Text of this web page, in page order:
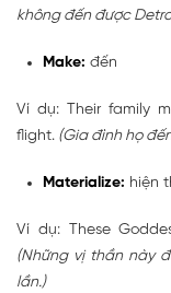
không đến được
Make: đến
Ví dụ: Their family
flight. (Gia đình họ
Materialize: hiện
Ví dụ: These
(Những vị thần này
lần.)